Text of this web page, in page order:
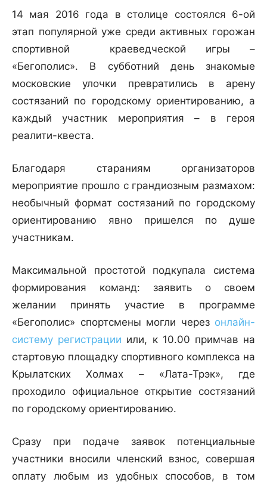
14 мая 2016 года в столице состоялся 6-ой
этап популярной уже среди активных горожан
спортивной краеведческой игры –
«Бегополис». В субботний день знакомые
московские улочки превратились в арену
состязаний по городскому ориентированию, а
каждый участник мероприятия – в героя
реалити-квеста.
Благодаря стараниям организаторов
мероприятие прошло с грандиозным размахом:
необычный формат состязаний по городскому
ориентированию явно пришелся по душе
участникам.
Максимальной простотой подкупала система
формирования команд: заявить о своем
желании принять участие в программе
«Бегополис» спортсмены могли через онлайн-
систему регистрации или, к 10.00 примчав на
стартовую площадку спортивного комплекса на
Крылатских Холмах – «Лата-Трэк», где
проходило официальное открытие состязаний
по городскому ориентированию.
Сразу при подаче заявок потенциальные
участники вносили членский взнос, совершая
оплату любым из удобных способов, в том